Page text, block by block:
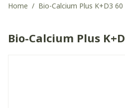
Home / Bio-Calcium Plus K+D3 60
Bio-Calcium Plus